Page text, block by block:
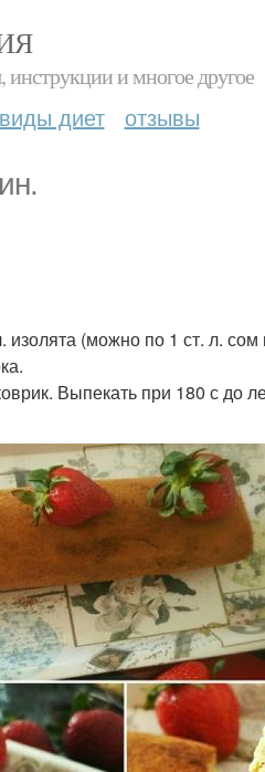
и многое другое
виды диет отзывы
(можно по 1 ст. л. сом
Выпекать при 180 с до